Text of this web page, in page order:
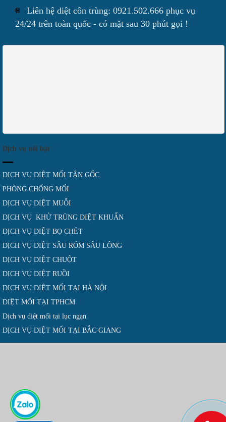
Liên hệ diệt côn trùng: 0921.502.666 phục vụ
24/24 trên toàn quốc - có mặt sau 30 phút gọi !
Dịch vụ nổi bật
DỊCH VỤ DIỆT MỐI TẬN GỐC
PHÒNG CHỐNG MỐI
DỊCH VỤ DIỆT MUỖI
DỊCH VỤ KHỬ TRÙNG DIỆT KHUẨN
DỊCH VỤ DIỆT BỌ CHÉT
DỊCH VỤ DIỆT SÂU RÓM SÂU LÔNG
DỊCH VỤ DIỆT CHUỘT
DỊCH VỤ DIỆT RUỒI
DỊCH VỤ DIỆT MỐI TẠI HÀ NỘI
DIỆT MỐI TẠI TPHCM
Dịch vụ diệt mối tại lục ngạn
DỊCH VỤ DIỆT MỐI TẠI BẮC GIANG